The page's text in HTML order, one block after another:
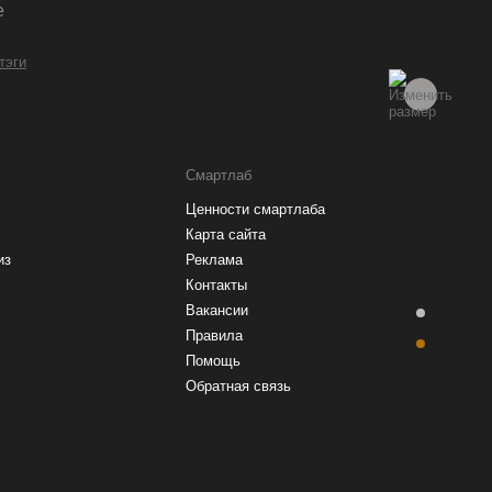
Смартлаб
Ценности смартлаба
Карта сайта
Реклама
Контакты
Вакансии
Правила
Помощь
Обратная связь